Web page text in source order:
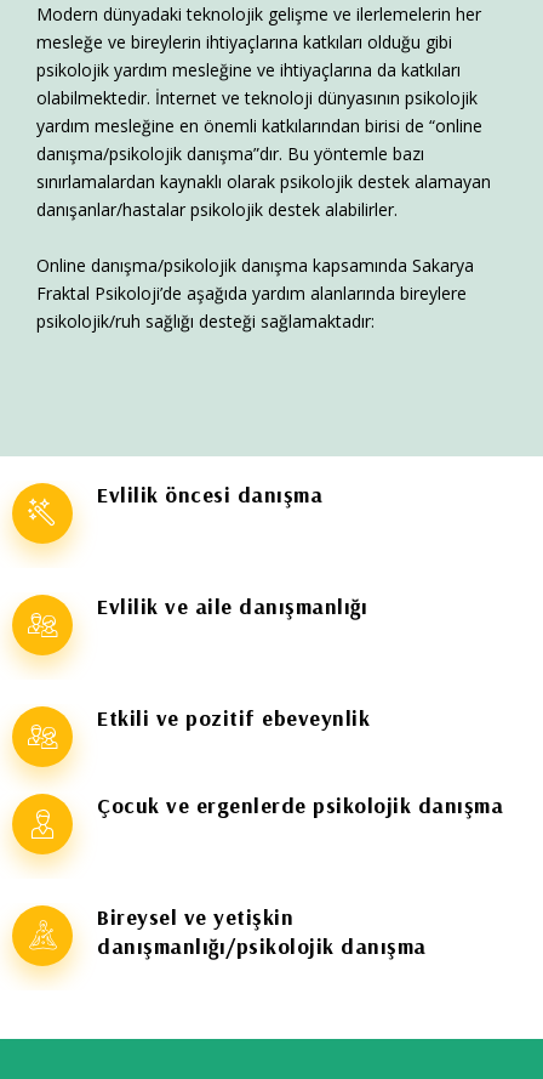
Modern dünyadaki teknolojik gelişme ve ilerlemelerin her
mesleğe ve bireylerin ihtiyaçlarına katkıları olduğu gibi
psikolojik yardım mesleğine ve ihtiyaçlarına da katkıları
olabilmektedir. İnternet ve teknoloji dünyasının psikolojik
yardım mesleğine en önemli katkılarından birisi de “online
danışma/psikolojik danışma”dır. Bu yöntemle bazı
sınırlamalardan kaynaklı olarak psikolojik destek alamayan
danışanlar/hastalar psikolojik destek alabilirler.
Online danışma/psikolojik danışma kapsamında Sakarya
Fraktal Psikoloji’de aşağıda yardım alanlarında bireylere
psikolojik/ruh sağlığı desteği sağlamaktadır:
Evlilik öncesi danışma
Evlilik ve aile danışmanlığı
Etkili ve pozitif ebeveynlik
Çocuk ve ergenlerde psikolojik danışma
Bireysel ve yetişkin
danışmanlığı/psikolojik danışma